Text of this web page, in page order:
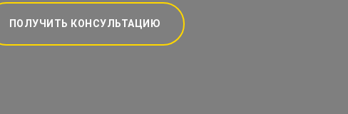
ПОЛУЧИТЬ КОНСУЛЬТАЦИЮ